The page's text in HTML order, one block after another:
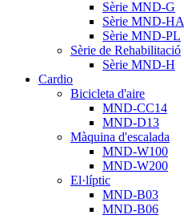
Sèrie MND-G
Sèrie MND-HA
Sèrie MND-PL
Sèrie de Rehabilitació
Sèrie MND-H
Cardio
Bicicleta d'aire
MND-CC14
MND-D13
Màquina d'escalada
MND-W100
MND-W200
El·líptic
MND-B03
MND-B06